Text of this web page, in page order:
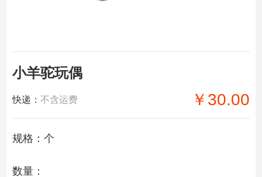
小羊驼玩偶
快递：不含运费 ￥30.00
规格：个
数量：